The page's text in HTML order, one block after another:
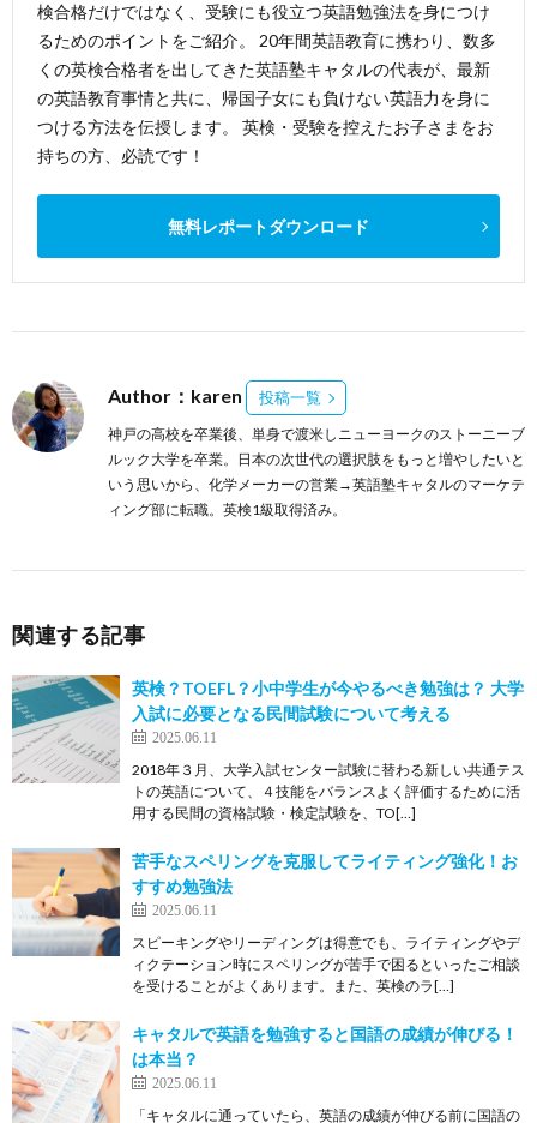
検合格だけではなく、受験にも役立つ英語勉強法を身につけ
るためのポイントをご紹介。 20年間英語教育に携わり、数多
くの英検合格者を出してきた英語塾キャタルの代表が、最新
の英語教育事情と共に、帰国子女にも負けない英語力を身に
つける方法を伝授します。 英検・受験を控えたお子さまをお
持ちの方、必読です！
無料レポートダウンロード
Author：karen 投稿一覧
神戸の高校を卒業後、単身で渡米しニューヨークのストーニーブ
ルック大学を卒業。日本の次世代の選択肢をもっと増やしたいと
いう思いから、化学メーカーの営業→英語塾キャタルのマーケテ
ィング部に転職。英検1級取得済み。
関連する記事
英検？TOEFL？小中学生が今やるべき勉強は？ 大学
入試に必要となる民間試験について考える
2025.06.11
2018年３月、大学入試センター試験に替わる新しい共通テス
トの英語について、４技能をバランスよく評価するために活
用する民間の資格試験・検定試験を、TO[…]
苦手なスペリングを克服してライティング強化！お
すすめ勉強法
2025.06.11
スピーキングやリーディングは得意でも、ライティングやデ
ィクテーション時にスペリングが苦手で困るといったご相談
を受けることがよくあります。また、英検のラ[…]
キャタルで英語を勉強すると国語の成績が伸びる！
は本当？
2025.06.11
「キャタルに通っていたら、英語の成績が伸びる前に国語の